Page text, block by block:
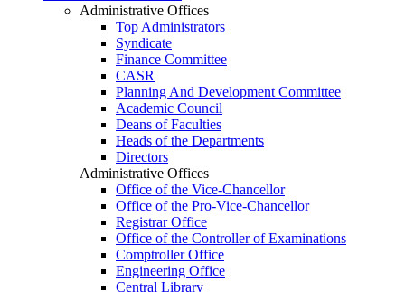
Administrative Offices
Top Administrators
Syndicate
Finance Committee
CASR
Planning And Development Committee
Academic Council
Deans of Faculties
Heads of the Departments
Directors
Administrative Offices
Office of the Vice-Chancellor
Office of the Pro-Vice-Chancellor
Registrar Office
Office of the Controller of Examinations
Comptroller Office
Engineering Office
Central Library